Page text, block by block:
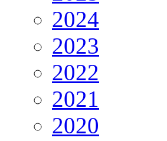
2024
2023
2022
2021
2020